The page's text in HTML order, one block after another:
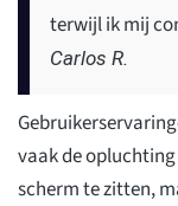
terwijl ik mij
Carlos R.
vaak de
scherm te zitten,